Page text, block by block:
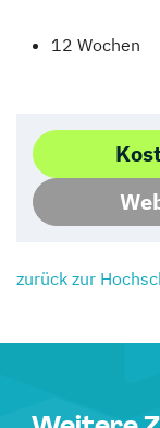
12 Wochen
zurück zur